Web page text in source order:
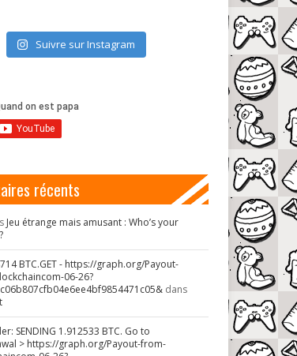
Suivre sur Instagram
récents
Jeu étrange mais amusant : Who’s your
BTC.GET - https://graph.org/Payout-
06-26?
dans
SENDING 1.912533 BTC. Go to
> https://graph.org/Payout-from-